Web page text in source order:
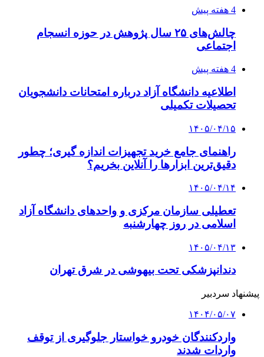
4 هفته پیش
چالش‌های ۲۵ سال پژوهش در حوزه انسجام
اجتماعی
4 هفته پیش
اطلاعیه دانشگاه آزاد درباره امتحانات دانشجویان
تحصیلات تکمیلی
۱۴۰۵/۰۴/۱۵
راهنمای جامع خرید تجهیزات اندازه گیری؛ چطور
دقیق‌ترین ابزارها را آنلاین بخریم؟
۱۴۰۵/۰۴/۱۴
تعطیلی سازمان مرکزی و واحدهای دانشگاه آزاد
اسلامی در روز چهارشنبه
۱۴۰۵/۰۴/۱۳
دندانپزشکی تحت بیهوشی در شرق تهران
پیشنهاد سردبیر
۱۴۰۴/۰۵/۰۷
واردکنندگان خودرو خواستار جلوگیری از توقف
واردات شدند